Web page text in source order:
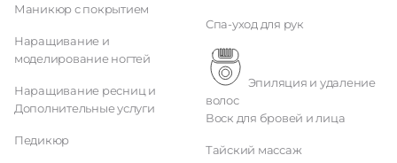
Маникюр с покрытием
Наращивание и
моделирование ногтей
Наращивание ресниц и
Дополнительные услуги
Педикюр
Спа-уход для рук
волос
Воск для бровей и лица
Тайский массаж